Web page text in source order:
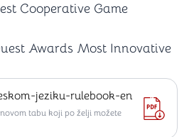
Cooperative Game
Awards Most Innovative
jeziku-rulebook-en
tabu koji po želji možete